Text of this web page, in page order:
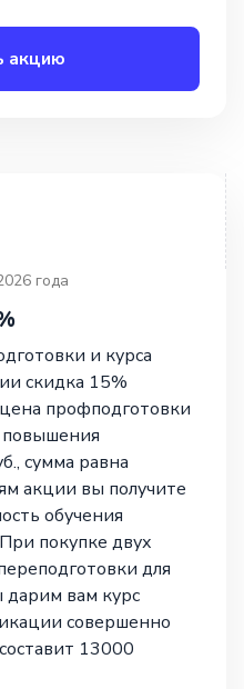
акцию
года
и курса
скидка 15%
профподготовки
повышения
сумма равна
акции вы получите
обучения
покупке двух
для
дарим вам курс
совершенно
13000